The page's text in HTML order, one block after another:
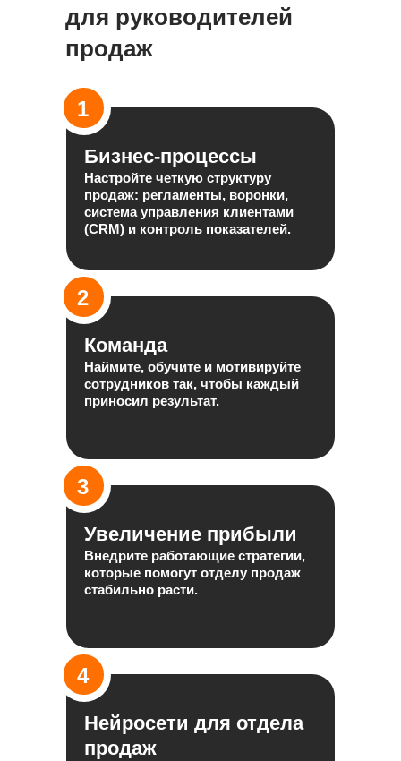
для руководителей
продаж
1
Бизнес-процессы
Настройте четкую структуру
продаж: регламенты, воронки,
система управления клиентами
(CRM) и контроль показателей.
2
Команда
Наймите, обучите и мотивируйте
сотрудников так, чтобы каждый
приносил результат.
3
Увеличение прибыли
Внедрите работающие стратегии,
которые помогут отделу продаж
стабильно расти.
4
Нейросети для отдела
продаж